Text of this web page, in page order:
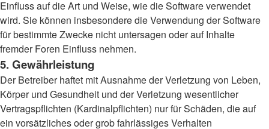
Einfluss auf die Art und Weise, wie die Software verwendet
wird. Sie können insbesondere die Verwendung der Software
für bestimmte Zwecke nicht untersagen oder auf Inhalte
fremder Foren Einfluss nehmen.
5. Gewährleistung
Der Betreiber haftet mit Ausnahme der Verletzung von Leben,
Körper und Gesundheit und der Verletzung wesentlicher
Vertragspflichten (Kardinalpflichten) nur für Schäden, die auf
ein vorsätzliches oder grob fahrlässiges Verhalten